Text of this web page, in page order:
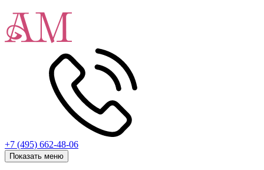
+7 (495) 662-48-06
Показать меню